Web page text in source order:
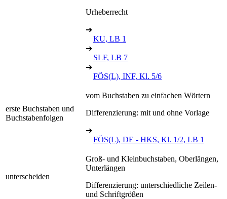
Urheberrecht
➔
KU, LB 1
➔
SLF, LB 7
➔
FÖS(L), INF, Kl. 5/6
erste Buchstaben und
Buchstabenfolgen
vom Buchstaben zu einfachen Wörtern
Differenzierung: mit und ohne Vorlage
➔
FÖS(L), DE - HKS, Kl. 1/2, LB 1
unterscheiden
Groß- und Kleinbuchstaben, Oberlängen,
Unterlängen
Differenzierung: unterschiedliche Zeilen-
und Schriftgrößen